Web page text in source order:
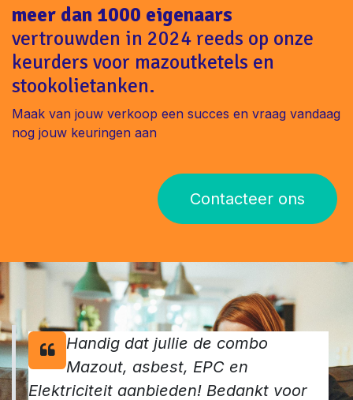
meer dan 1000 eigenaars
vertrouwden in 2024 reeds op onze
keurders voor mazoutketels en
stookolietanken.
Maak van jouw verkoop een succes en vraag vandaag
nog jouw keuringen aan
Contacteer ons
Handig dat jullie de combo
Mazout, asbest, EPC en
Elektriciteit aanbieden! Bedankt voor